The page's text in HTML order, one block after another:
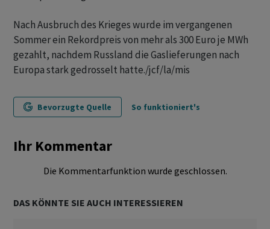
Nach Ausbruch des Krieges wurde im vergangenen
Sommer ein Rekordpreis von mehr als 300 Euro je MWh
gezahlt, nachdem Russland die Gaslieferungen nach
Europa stark gedrosselt hatte./jcf/la/mis
Bevorzugte Quelle So funktioniert's
Ihr Kommentar
Die Kommentarfunktion wurde geschlossen.
DAS KÖNNTE SIE AUCH INTERESSIEREN